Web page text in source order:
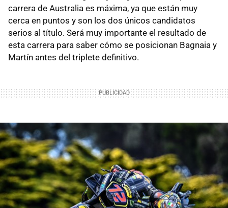
carrera de Australia es máxima, ya que están muy
cerca en puntos y son los dos únicos candidatos
serios al título. Será muy importante el resultado de
esta carrera para saber cómo se posicionan Bagnaia y
Martín antes del triplete definitivo.